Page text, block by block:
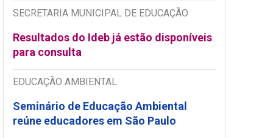
SECRETARIA MUNICIPAL DE EDUCAÇÃO
Resultados do Ideb já estão disponíveis
para consulta
EDUCAÇÃO AMBIENTAL
Seminário de Educação Ambiental
reúne educadores em São Paulo